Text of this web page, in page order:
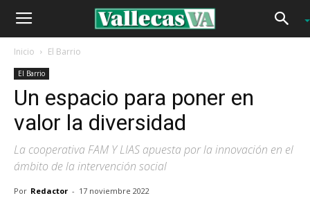
Inicio El Barrio
El Barrio
Un espacio para poner en
valor la diversidad
La cooperativa FAM Y LIAS apuesta por la innovación en el
ámbito de la intervención social
Por Redactor - 17 noviembre 2022